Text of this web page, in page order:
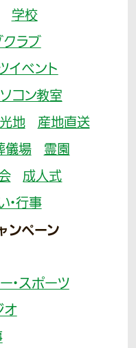
学校
ラブ
イベント
コン教室
地
産地直送
儀場
霊園
成人式
・行事
ンペーン
・スポーツ
オ